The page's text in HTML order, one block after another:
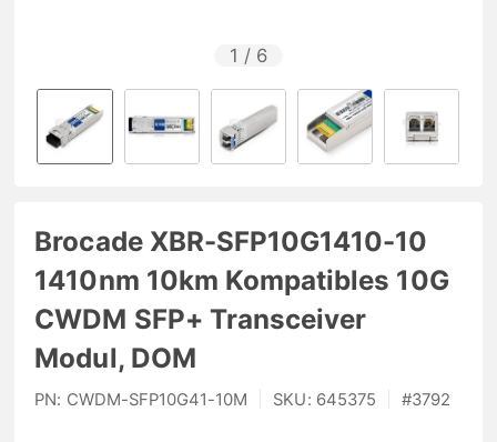
1 / 6
Brocade XBR-SFP10G1410-10
1410nm 10km Kompatibles 10G
CWDM SFP+ Transceiver
Modul, DOM
PN: CWDM-SFP10G41-10M SKU: 645375 #3792